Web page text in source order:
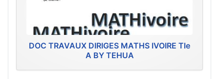
DOC TRAVAUX DIRIGES MATHS IVOIRE Tle
A BY TEHUA